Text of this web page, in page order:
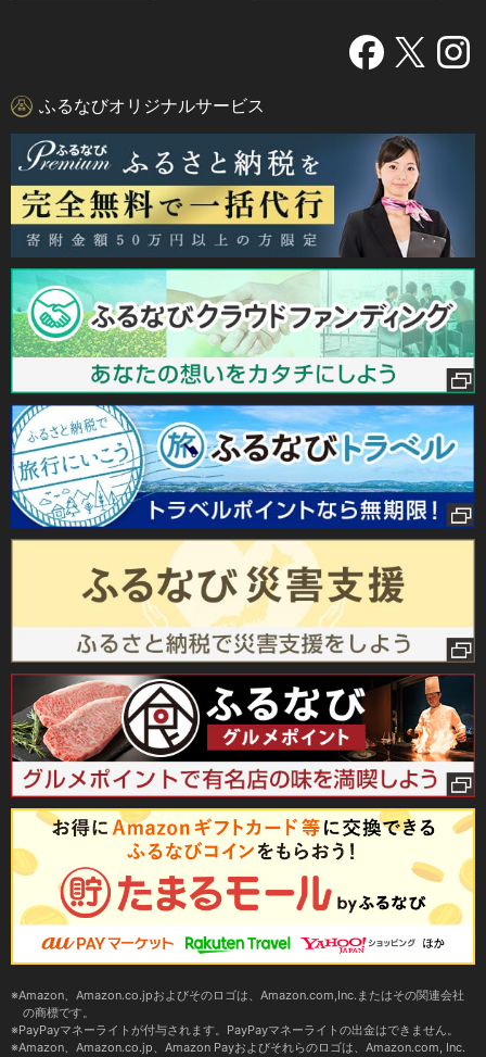
ふるなびオリジナルサービス
Amazon、Amazon.co.jpおよびそのロゴは、Amazon.com,Inc.またはその関連会社
の商標です。
PayPayマネーライトが付与されます。PayPayマネーライトの出金はできません。
Amazon、Amazon.co.jp、Amazon Payおよびそれらのロゴは、Amazon.com, Inc.